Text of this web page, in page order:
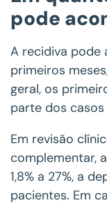
pode
A recidiva pode
primeiros
geral, os
parte dos
Em revisão
complementar,
1,8% a 27%, a
pacientes. Em